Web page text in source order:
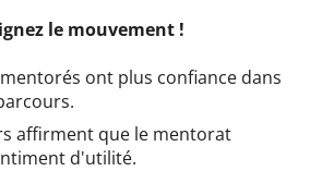
le mouvement !
ont plus confiance dans
affirment que le mentorat
d'utilité.